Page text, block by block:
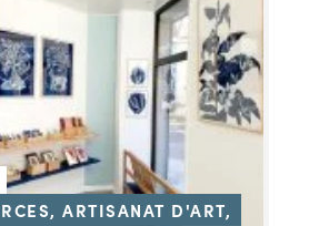
ARTISANAT D'ART,